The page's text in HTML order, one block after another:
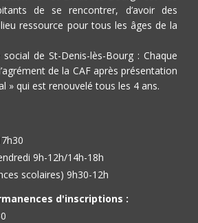
de se rencontrer, d’avoir des
ressource pour tous les âges de la
de St-Denis-lès-Bourg : Chaque
de la CAF après présentation
» qui est renouvelé tous les 4 ans.
9h-12h/14h-18h
scolaires) 9h30-12h
d'inscriptions :